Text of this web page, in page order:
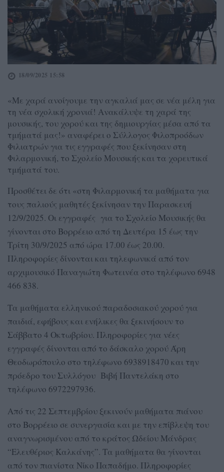
18/09/2025 15:58
«Με χαρά ανοίγουμε την αγκαλιά μας σε νέα μέλη για
τη νέα σχολική χρονιά! Ανακάλυψε τη χαρά της
μουσικής, του χορού και της δημιουργίας μέσα από τα
τμήματά μας!» αναφέρει ο Σύλλογος Φιλοπροόδων
Φιλιατρών για τις εγγραφές που ξεκίνησαν στη
Φιλαρμονική, το Σχολείο Μουσικής και τα χορευτικά
τμήματά του.
Προσθέτει δε ότι «στη Φιλαρμονική τα μαθήματα για
τους παλιούς μαθητές ξεκίνησαν την Παρασκευή
12/9/2025. Οι εγγραφές για το Σχολείο Μουσικής θα
γίνονται στο Βορρέειο από τη Δευτέρα 15 έως την
Τρίτη 30/9/2025 από ώρα 17.00 έως 20.00.
Πληροφορίες δίνονται και τηλεφωνικά από τον
αρχιμουσικό Παναγιώτη Φωτεινέα στο τηλέφωνο 6948
466 838.
Τα μαθήματα ελληνικού παραδοσιακού χορού για
παιδιά, εφήβους και ενήλικες θα ξεκινήσουν το
Σάββατο 4 Οκτωβρίου. Πληροφορίες για νέες
εγγραφές δίνονται από το δάσκαλο χορού Άρη
Θεοδωρόπουλο στο τηλέφωνο 6938918470 και την
πρόεδρο του Συλλόγου Βιβή Παντελάκη στο
τηλέφωνο 6972297936.
Από τις 22 Σεπτεμβρίου ξεκινούν μαθήματα πιάνου
στο Βορρέειο σε συνεργασία και με την επίβλεψη του
αναγνωρισμένου από το κράτος Ωδείου Μάνδρας
“Ελευθέριος Καλκάνης”. Τα μαθήματα θα γίνονται
από τον πιανίστα Νίκο Παπαδήμο. Πληροφορίες